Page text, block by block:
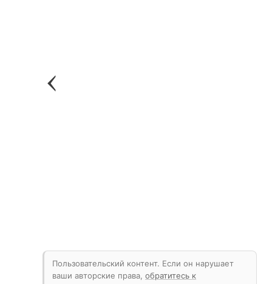
Пользовательский контент. Если он нарушает
ваши авторские права,обратитесь к